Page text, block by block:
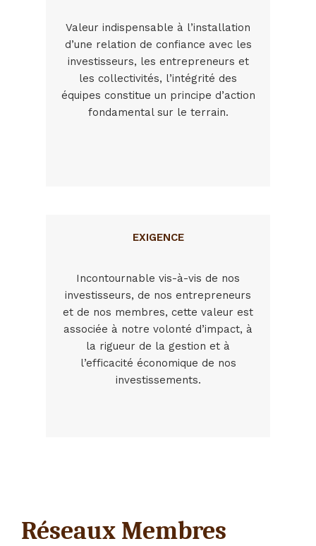
Valeur indispensable à l’installation
d’une relation de confiance avec les
investisseurs, les entrepreneurs et
les collectivités, l’intégrité des
équipes constitue un principe d’action
fondamental sur le terrain.
EXIGENCE
Incontournable vis-à-vis de nos
investisseurs, de nos entrepreneurs
et de nos membres, cette valeur est
associée à notre volonté d’impact, à
la rigueur de la gestion et à
l’efficacité économique de nos
investissements.
Réseaux Membres